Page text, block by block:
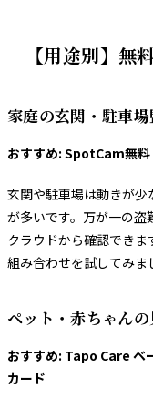
【用途別】無
家庭の玄関・駐車
おすすめ: SpotCam無料
玄関や駐車場は動きが少
が多いです。万が一の
クラウドから確認でき
組み合わせを試してみま
ペット・赤ちゃんの
おすすめ: Tapo Care
カード